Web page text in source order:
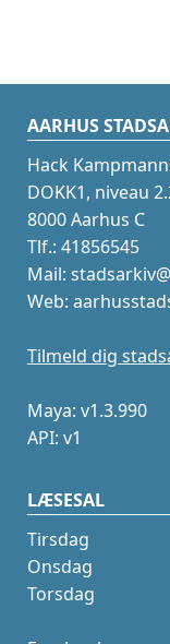
AARHUS
Hack
DOKK1, niveau
8000 Aarhus C
Tlf.: 41856545
Mail:
Web:
Tilmeld dig
Maya: v1.3.990
API: v1
LÆSESAL
Tirsdag
Onsdag
Torsdag